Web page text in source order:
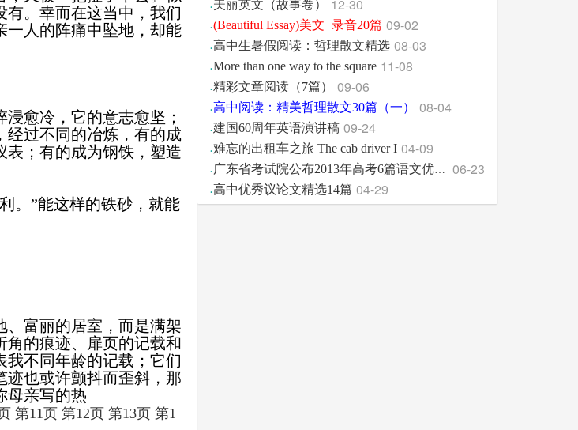
。幸而在这当中，我们
一人的阵痛中坠地，却能
愈冷，它的意志愈坚；
经过不同的冶炼，有的成
表；有的成为钢铁，塑造
。”能这样的铁砂，就能
、富丽的居室，而是满架
角的痕迹、扉页的记载和
不同年龄的记载；它们
迹也或许颤抖而歪斜，那
母亲写的热
第11页 第12页 第13页 第1
·美丽英文（故事卷） 12-30
·(Beautiful Essay)美文+录音20篇 09-02
·高中生暑假阅读：哲理散文精选 08-03
·More than one way to the square 11-08
·精彩文章阅读（7篇） 09-06
·高中阅读：精美哲理散文30篇（一） 08-04
·建国60周年英语演讲稿 09-24
·难忘的出租车之旅 The cab driver I 04-09
· 广东省考试院公布2013年高考6篇语文优秀作文 06-23
·高中优秀议论文精选14篇 04-29